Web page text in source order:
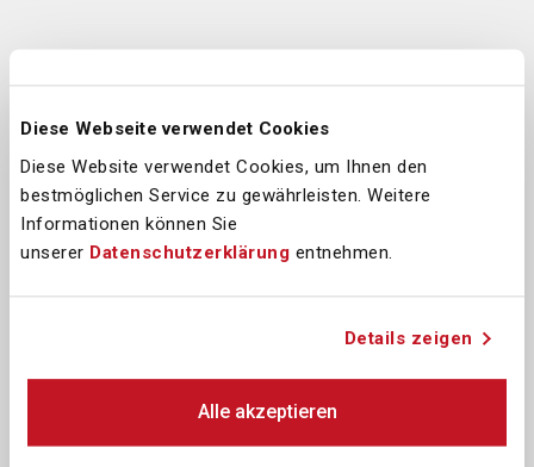
Diese Webseite verwendet Cookies
Diese Website verwendet Cookies, um Ihnen den
bestmöglichen Service zu gewährleisten. Weitere
Informationen können Sie
unserer Datenschutzerklärung entnehmen.
Details zeigen
Alle akzeptieren
Industriering 32
3250 Lyss
T +41 32 387 47 47
info@swissnutrifine.ch
3250 Lyss